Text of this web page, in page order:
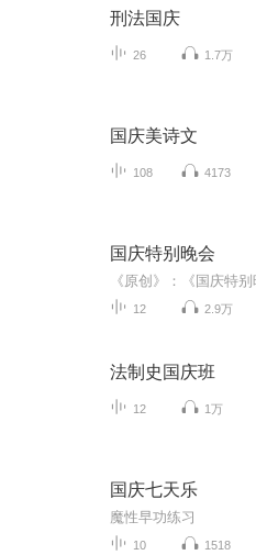
刑法国庆
26 1.7万
国庆美诗文
108 4173
国庆特别晚会
12 2.9万
法制史国庆班
12 1万
国庆七天乐
魔性早功练习
10 1518